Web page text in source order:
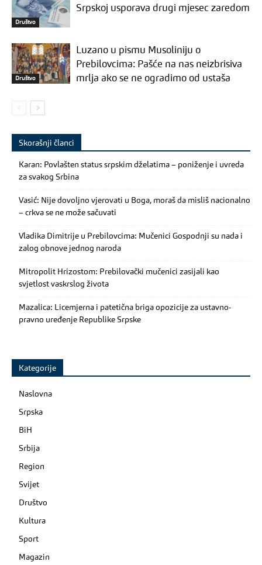
Društvo
Srpskoj usporava drugi mjesec zaredom
Društvo
Luzano u pismu Musoliniju o
Prebilovcima: Pašće na nas neizbrisiva
mrlja ako se ne ogradimo od ustaša
Skorašnji članci
Karan: Povlašten status srpskim dželatima – poniženje i uvreda
za svakog Srbina
Vasić: Nije dovoljno vjerovati u Boga, moraš da misliš nacionalno
– crkva se ne može sačuvati
Vladika Dimitrije u Prebilovcima: Mučenici Gospodnji su nada i
zalog obnove jednog naroda
Mitropolit Hrizostom: Prebilovački mučenici zasijali kao
svjetlost vaskrslog života
Mazalica: Licemjerna i patetična briga opozicije za ustavno-
pravno uređenje Republike Srpske
Kategorije
Naslovna
Srpska
BiH
Srbija
Region
Svijet
Društvo
Kultura
Sport
Magazin